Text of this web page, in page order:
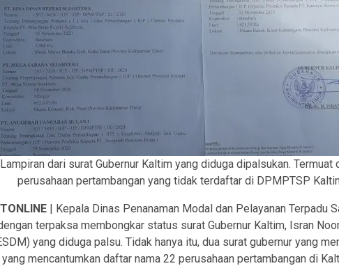
Lampiran dari surat Gubernur Kaltim yang diduga dipalsukan. Termuat
perusahaan pertambangan yang tidak terdaftar di DPMPTSP
| Kepala Dinas Penanaman Modal dan Pelayanan Terpadu
terpaksa membongkar status surat Gubernur Kaltim, Isran
yang diduga palsu. Tidak hanya itu, dua surat gubernur yang
mencantumkan daftar nama 22 perusahaan pertambangan di